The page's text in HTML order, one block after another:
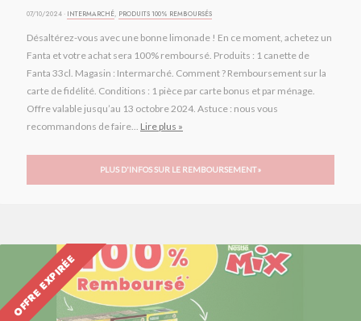
07/10/2024 · INTERMARCHÉ, PRODUITS 100% REMBOURSÉS
Désaltérez-vous avec une bonne limonade ! En ce moment, achetez un
Fanta et votre achat sera 100% remboursé. Produits : 1 canette de
Fanta 33cl. Magasin : Intermarché. Comment ? Remboursement sur la
carte de fidélité. Conditions : 1 pièce par carte bonus et par ménage.
Offre valable jusqu’au 13 octobre 2024. Astuce : nous vous
recommandons de faire... Lire plus »
PLUS D'INFOS SUR LE REMBOURSEMENT »
OFFRE EXPIRÉE